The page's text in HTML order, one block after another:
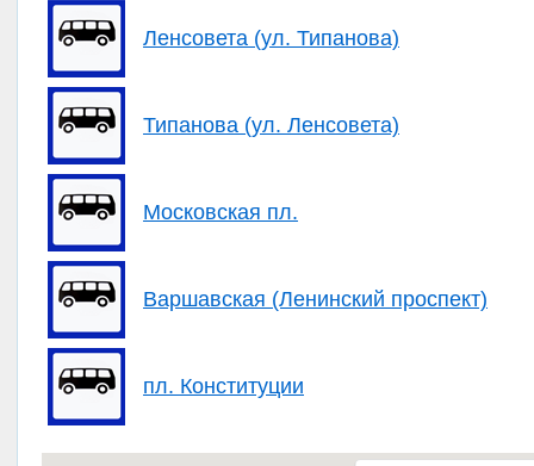
Ленсовета (ул. Типанова)
Типанова (ул. Ленсовета)
Московская пл.
Варшавская (Ленинский проспект)
пл. Конституции